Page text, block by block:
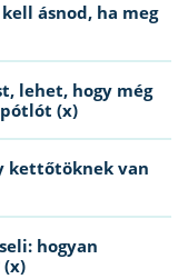
ásnod, ha meg
lehet, hogy még
(x)
kettőtöknek van
hogyan